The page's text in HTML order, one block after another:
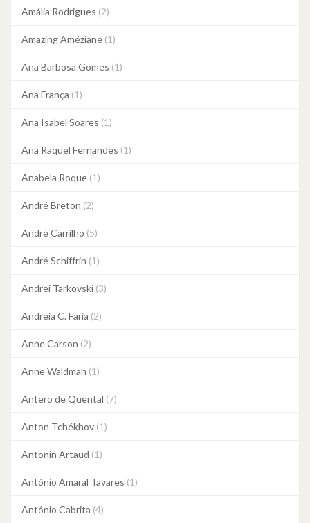
Amália Rodrigues (2)
Amazing Améziane (1)
Ana Barbosa Gomes (1)
Ana França (1)
Ana Isabel Soares (1)
Ana Raquel Fernandes (1)
Anabela Roque (1)
André Breton (2)
André Carrilho (5)
André Schiffrin (1)
Andrei Tarkovski (3)
Andreia C. Faria (2)
Anne Carson (2)
Anne Waldman (1)
Antero de Quental (7)
Anton Tchékhov (1)
Antonin Artaud (1)
António Amaral Tavares (1)
António Cabrita (4)